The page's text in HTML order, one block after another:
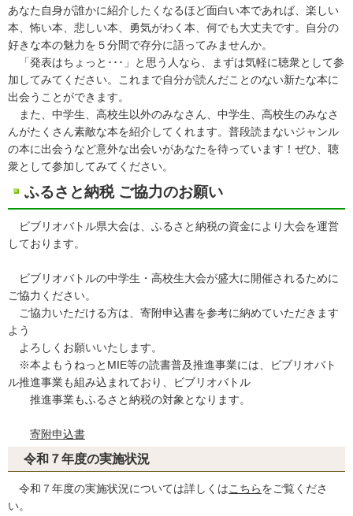
あなた自身が誰かに紹介したくなるほど面白い本であれば、楽しい
本、怖い本、悲しい本、勇気がわく本、何でも大丈夫です。自分の
好きな本の魅力を５分間で存分に語ってみませんか。
「発表はちょっと･･･」と思う人なら、まずは気軽に聴衆として参
加してみてください。これまで自分が読んだことのない新たな本に
出会うことができます。
また、中学生、高校生以外のみなさん、中学生、高校生のみなさ
んがたくさん素敵な本を紹介してくれます。普段読まないジャンル
の本に出会うなど意外な出会いがあなたを待っています！ぜひ、聴
衆として参加してみてください。
ふるさと納税 ご協力のお願い
ビブリオバトル県大会は、ふるさと納税の資金により大会を運営
しております。
ビブリオバトルの中学生・高校生大会が盛大に開催されるために
ご協力ください。
ご協力いただける方は、寄附申込書を参考に納めていただきます
よう
よろしくお願いいたします。
※本よもうねっとMIE等の読書普及推進事業には、ビブリオバト
ル推進事業も組み込まれており、ビブリオバトル
推進事業もふるさと納税の対象となります。
寄附申込書
令和７年度の実施状況
令和７年度の実施状況については詳しくはこちらをご覧くださ
い。